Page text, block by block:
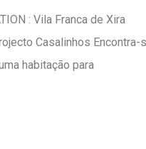
: Vila Franca de Xira
Casalinhos Encontra-
habitação para